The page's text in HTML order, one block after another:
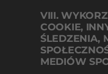
VIII.
COOKIE,
ŚLEDZENIA,
MEDIÓW